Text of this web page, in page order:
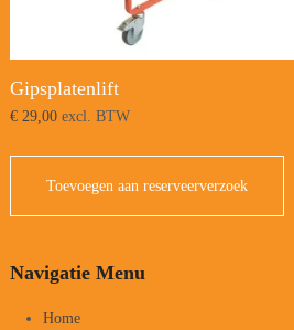
Gipsplatenlift
€29,00excl. BTW
Toevoegen aan reserveerverzoek
Navigatie Menu
Home